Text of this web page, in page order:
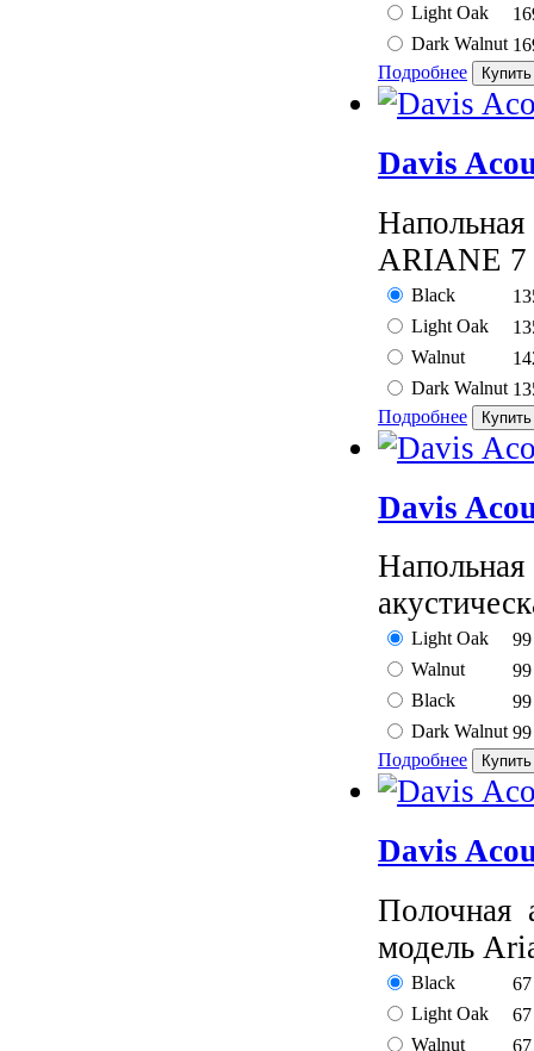
Light Oak
Dark Walnut
Подробнее
Davis
ARIANE 7
Black
Light Oak
Walnut
Dark Walnut
Подробнее
Davis
Light Oak
Walnut
Black
Dark Walnut
Подробнее
Davis
Полочная
модель
Black
Light Oak
Walnut